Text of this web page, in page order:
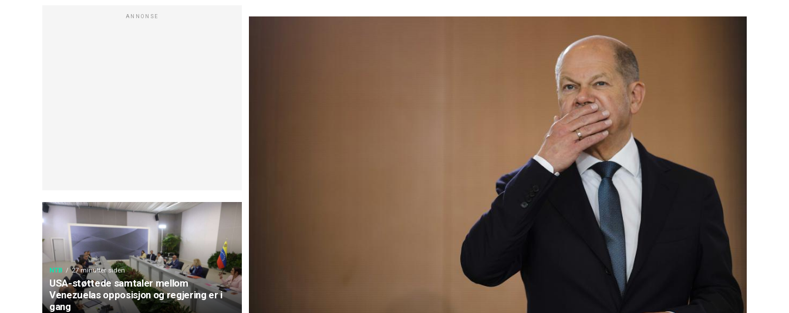
ANNONSE
NTB 27 minutter siden
USA-støttede samtaler mellom
Venezuelas opposisjon og regjering er i
gang